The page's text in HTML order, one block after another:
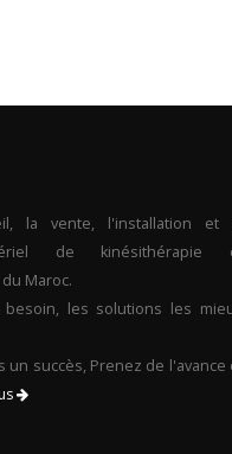
la vente, l'installation et
de kinésithérapie
Maroc.
besoin, les solutions les
un succès, Prenez de l'avance